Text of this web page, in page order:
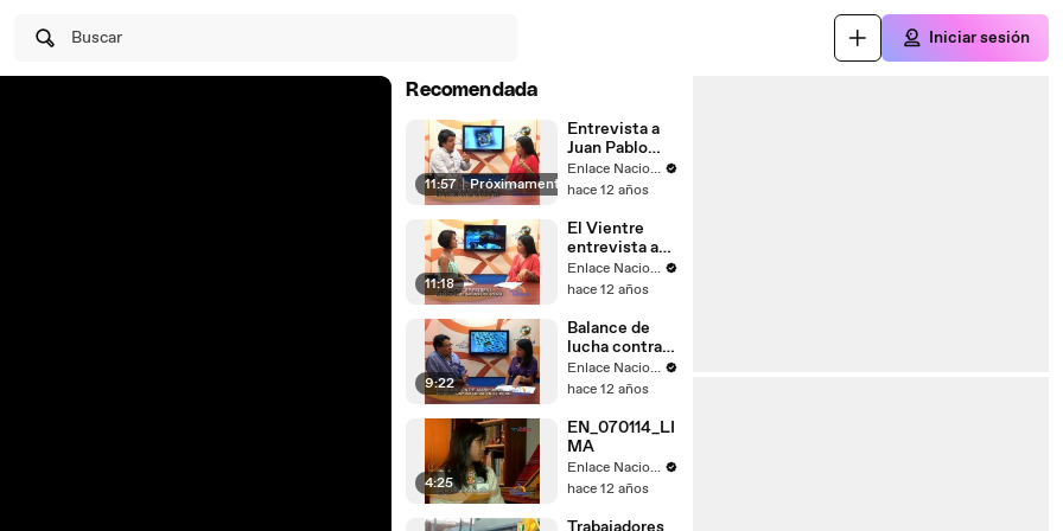
Buscar Iniciar sesión
Recomendada
11:57 | Próximamente
Entrevista a
Juan Pablo
Saaverda
FEDEPAZ
Enlace Nacional
hace 12 años
11:18
El Vientre
entrevista a
Mayella
Lloclla
Enlace Nacional
hace 12 años
9:22
Balance de
lucha contra
el
narcotrafico
Enlace Nacional
hace 12 años
4:25
EN_070114_LI
MA
Enlace Nacional
hace 12 años